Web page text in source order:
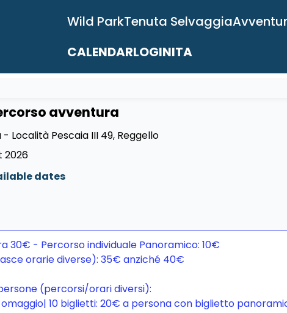
Wild ParkTenuta Selvaggia
CALENDARLOGINITA
avventura
Località Pescaia III 49, Reggello
2026
dates
30€ - Percorso individuale Panoramico: 10€
orarie diverse): 35€ anziché 40€
(percorsi/orari diversi):
10 biglietti: 20€ a persona con biglietto